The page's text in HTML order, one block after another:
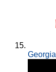
Georgia